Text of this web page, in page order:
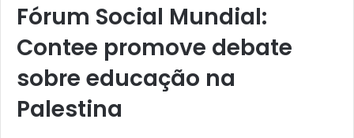
Fórum Social Mundial:
Contee promove debate
sobre educação na
Palestina